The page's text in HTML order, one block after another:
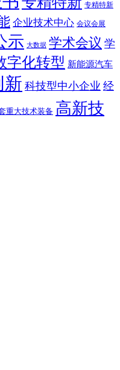
专精特新
企业技术中心 会议会展
示 大数据 学术会议 学
字化转型 新能源汽车
新 科技型中小企业 经
重大技术装备 高新技